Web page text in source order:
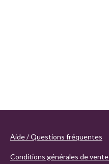
Aide / Questions fréquentes
Conditions générales de vente